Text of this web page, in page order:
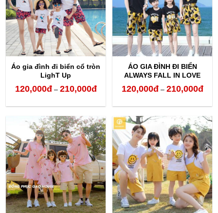
210,000đ
Áo gia đình đi biển cổ tròn
LighT Up
120,000đ – 210,000đKhoảng
từ
120,000đ
đến
210,000đ
ÁO GIA ĐÌNH ĐI BIỂN
ALWAYS FALL IN LOVE
120,000đ – 210,000đ
từ
đến